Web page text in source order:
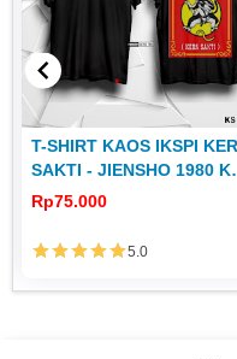
T-SHIRT KAOS IKSPI
SAKTI - JIENSHO 1980
251
Rp75.000
5.0